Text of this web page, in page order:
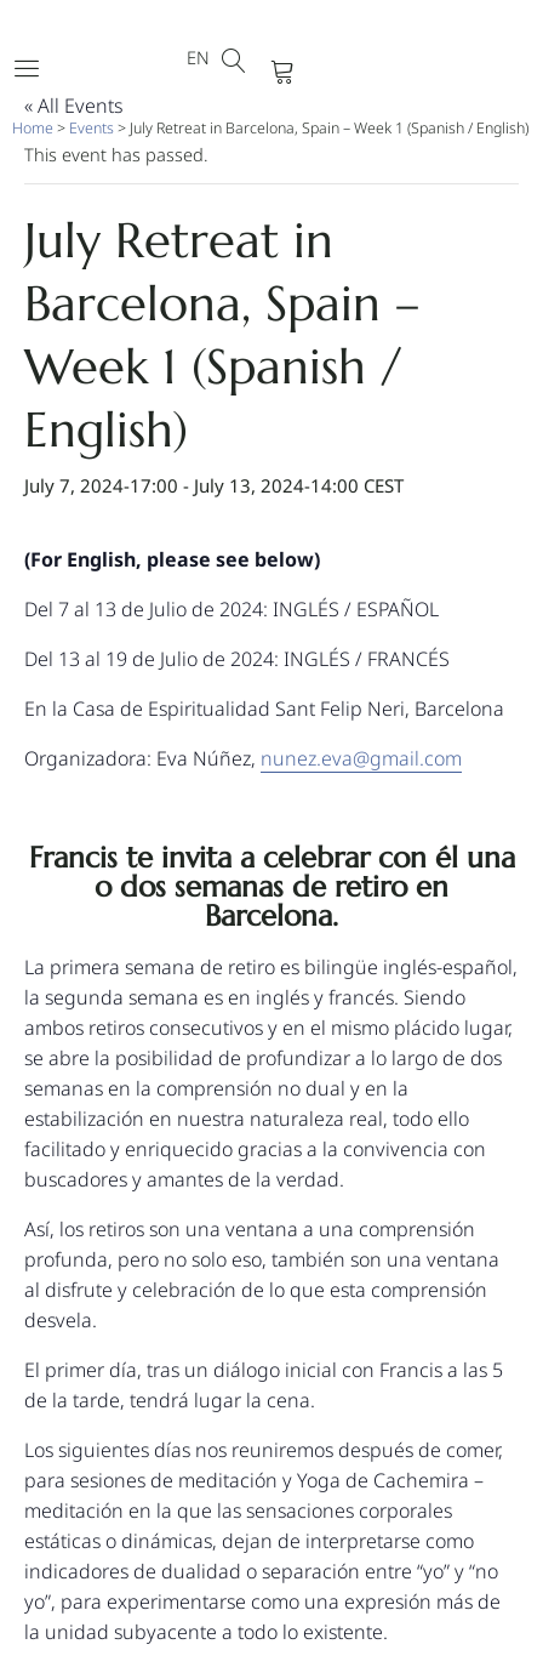
content
EN
PT
Cart
Home > Events> July Retreat in Barcelona, Spain – Week 1 (Spanish / English)
« All Events
This event has passed.
July Retreat in
Barcelona, Spain –
Week 1 (Spanish /
English)
July 7, 2024-17:00 - July 13, 2024-14:00 CEST
(For English, please see below)
Del 7 al 13 de Julio de 2024: INGLÉS / ESPAÑOL
Del 13 al 19 de Julio de 2024: INGLÉS / FRANCÉS
En la Casa de Espiritualidad Sant Felip Neri, Barcelona
Organizadora: Eva Núñez, nunez.eva@gmail.com
Francis te invita a celebrar con él una
o dos semanas de retiro en
Barcelona.
La primera semana de retiro es bilingüe inglés-español,
la segunda semana es en inglés y francés. Siendo
ambos retiros consecutivos y en el mismo plácido lugar,
se abre la posibilidad de profundizar a lo largo de dos
semanas en la comprensión no dual y en la
estabilización en nuestra naturaleza real, todo ello
facilitado y enriquecido gracias a la convivencia con
buscadores y amantes de la verdad.
Así, los retiros son una ventana a una comprensión
profunda, pero no solo eso, también son una ventana
al disfrute y celebración de lo que esta comprensión
desvela.
El primer día, tras un diálogo inicial con Francis a las 5
de la tarde, tendrá lugar la cena.
Los siguientes días nos reuniremos después de comer,
para sesiones de meditación y Yoga de Cachemira –
meditación en la que las sensaciones corporales
estáticas o dinámicas, dejan de interpretarse como
indicadores de dualidad o separación entre “yo” y “no
yo”, para experimentarse como una expresión más de
la unidad subyacente a todo lo existente.